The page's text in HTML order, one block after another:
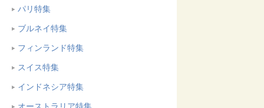
パリ特集
ブルネイ特集
フィンランド特集
スイス特集
インドネシア特集